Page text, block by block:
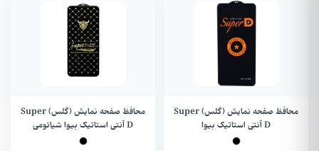
محافظ صفحه نمایش (گلس) Super
D آنتی استاتیک بیوا
محافظ صفحه نمایش (گلس) Super
D آنتی استاتیک بیوا شیائومی
Redmi Note 12 / Note 12s /